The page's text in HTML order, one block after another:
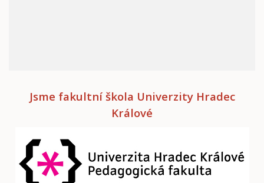
Jsme fakultní škola Univerzity Hradec
Králové